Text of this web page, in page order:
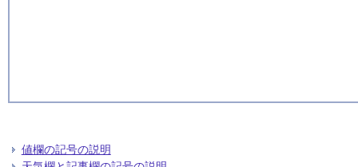
値欄の記号の説明